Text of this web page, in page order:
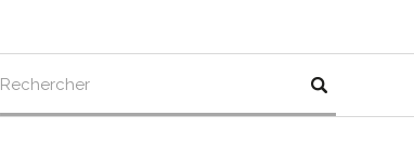
Rechercher